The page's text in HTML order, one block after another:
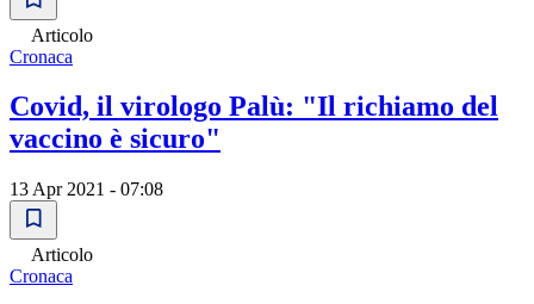
Articolo
Cronaca
Covid, il virologo Palù: "Il richiamo del
vaccino è sicuro"
13 Apr 2021 - 07:08
Articolo
Cronaca